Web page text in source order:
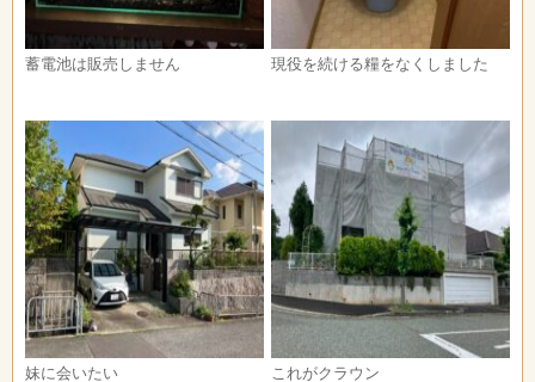
蓄電池は販売しません 現役を続ける糧をなくしました
妹に会いたい これがクラウン